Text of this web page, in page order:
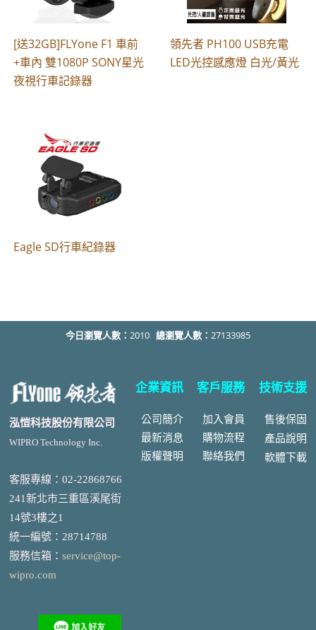
[送32GB]FLYone F1 車前
+車內 雙1080P SONY星光
夜視行車記錄器
領先者 PH100 USB充電
LED光控感應燈 白光/黃光
Eagle SD行車紀錄器
今日瀏覽人數： 2010 總瀏覽人數： 27133985
泓愷科技股份有限公司
WIPRO Technology Inc.
客服專線：02-22868766
241新北市三重區溪尾街
14號3樓之1
統一編號 ： 28714788
服務信箱： service@top-
wipro.com
企業資訊
公司簡介
最新消息
版權聲明
客戶服務
加入會員
購物流程
聯絡我們
技術支援
售後保固
產品說明
軟體下載